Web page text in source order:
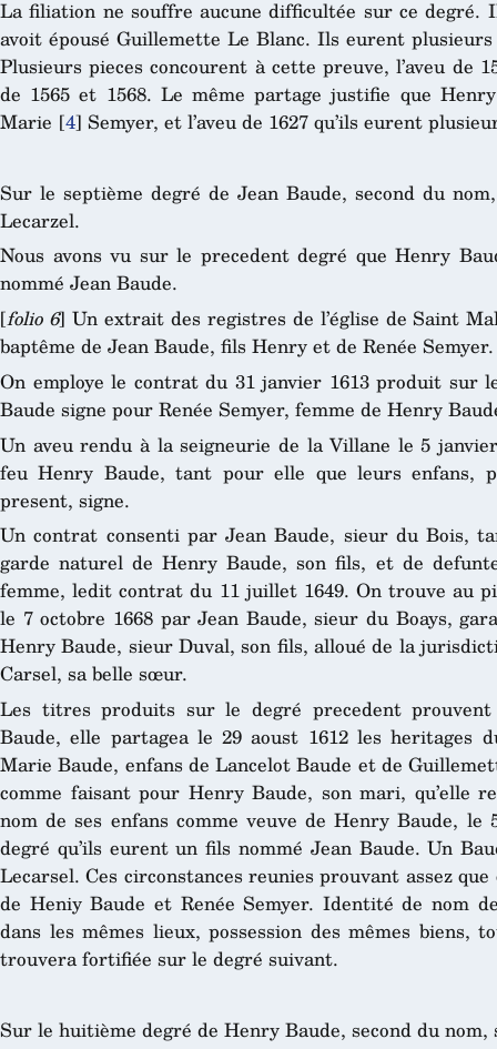
La filiation ne souffre aucune difficultée sur ce degré.
avoit épousé Guillemette Le Blanc. Ils eurent
Plusieurs pieces concourent à cette preuve, l’aveu de
de 1565 et 1568. Le même partage justifie que
Marie [4] Semyer, et l’aveu de 1627 qu’ils eurent
Sur le septième degré de Jean Baude, second du
Lecarzel.
Nous avons vu sur le precedent degré que Henry
nommé Jean Baude.
[folio 6] Un extrait des registres de l’église de Saint
baptême de Jean Baude, fils Henry et de Renée Semyer.
On employe le contrat du 31 janvier 1613 produit sur
Baude signe pour Renée Semyer, femme de Henry
Un aveu rendu à la seigneurie de la Villane le 5
feu Henry Baude, tant pour elle que leurs enfans,
present, signe.
Un contrat consenti par Jean Baude, sieur du Bois,
garde naturel de Henry Baude, son fils, et de
femme, ledit contrat du 11 juillet 1649. On trouve au
le 7 octobre 1668 par Jean Baude, sieur du Boays,
Henry Baude, sieur Duval, son fils, alloué de la
Carsel, sa belle sœur.
Les titres produits sur le degré precedent prouvent
Baude, elle partagea le 29 aoust 1612 les heritages
Marie Baude, enfans de Lancelot Baude et de
comme faisant pour Henry Baude, son mari, qu’elle
nom de ses enfans comme veuve de Henry Baude,
degré qu’ils eurent un fils nommé Jean Baude. Un
Lecarsel. Ces circonstances reunies prouvant assez
de Heniy Baude et Renée Semyer. Identité de nom
dans les mêmes lieux, possession des mêmes
trouvera fortifiée sur le degré suivant.
Sur le huitième degré de Henry Baude, second du